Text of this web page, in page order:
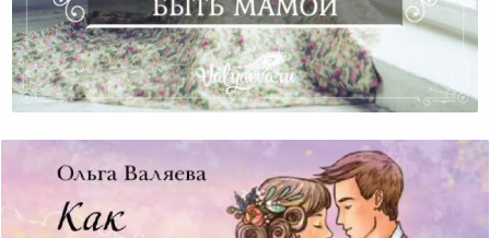
Предназначение Быть Мамой